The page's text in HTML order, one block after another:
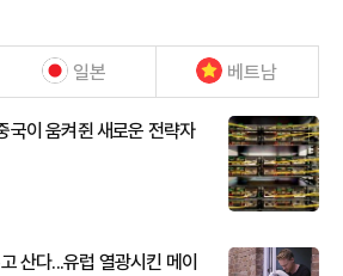
일본 베트남
이 움켜쥔 새로운 전략자
산다...유럽 열광시킨 메이